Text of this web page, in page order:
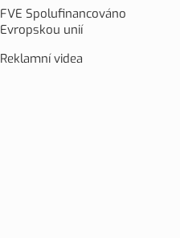
FVE Spolufinancováno
Evropskou unií
Reklamní videa